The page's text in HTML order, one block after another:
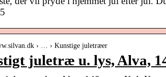
› … › Kunstige juletræer
juletræ u. lys, Alva,